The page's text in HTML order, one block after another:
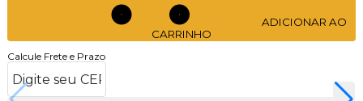
CARRINHO
Calcule Frete e Prazo